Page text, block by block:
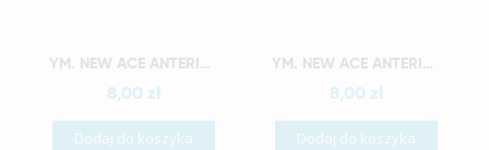
Szybki podgląd YM. NEW ACE ANTERIOR - AKRYLOWE ZĘBY SZTUCZNE - C1-L10
8,00 zł
Dodaj do koszyka
Szybki podgląd YM. NEW ACE ANTERIOR - AKRYLOWE ZĘBY SZTUCZNE - C1-L2
8,00 zł
Dodaj do koszyka